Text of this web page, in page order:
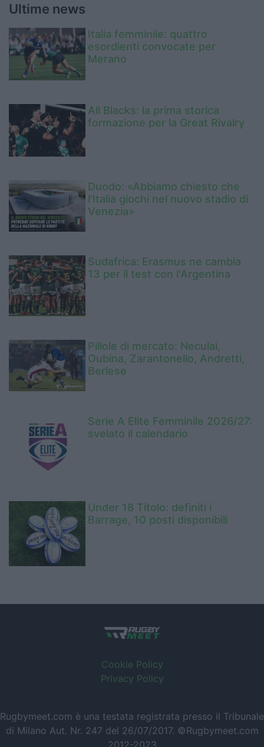
Ultime news
Italia femminile: quattro
esordienti convocate per
Merano
All Blacks: la prima storica
formazione per la Great Rivalry
Duodo: «Abbiamo chiesto che
l’Italia giochi nel nuovo stadio di
Venezia»
Sudafrica: Erasmus ne cambia
13 per il test con l'Argentina
Pillole di mercato: Neculai,
Oubina, Zarantonello, Andretti,
Berlese
Serie A Elite Femminile 2026/27:
svelato il calendario
Under 18 Titolo: definiti i
Barrage, 10 posti disponibili
Cookie Policy
Privacy Policy
Rugbymeet.com è una testata registrata presso il Tribunale
di Milano Aut. Nr. 247 del 26/07/2017. ©Rugbymeet.com
2012-2023